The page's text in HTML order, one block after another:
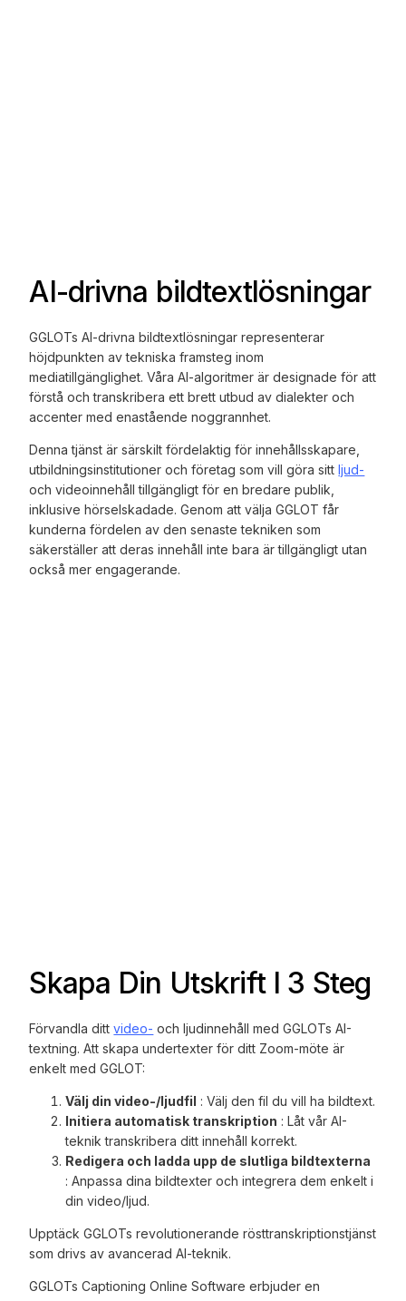
AI-drivna bildtextlösningar
GGLOTs AI-drivna bildtextlösningar representerar
höjdpunkten av tekniska framsteg inom
mediatillgänglighet. Våra AI-algoritmer är designade för att
förstå och transkribera ett brett utbud av dialekter och
accenter med enastående noggrannhet.
Denna tjänst är särskilt fördelaktig för innehållsskapare,
utbildningsinstitutioner och företag som vill göra sitt ljud-
och videoinnehåll tillgängligt för en bredare publik,
inklusive hörselskadade. Genom att välja GGLOT får
kunderna fördelen av den senaste tekniken som
säkerställer att deras innehåll inte bara är tillgängligt utan
också mer engagerande.
Skapa Din Utskrift I 3 Steg
Förvandla dittvideo- och ljudinnehåll med GGLOTs AI-
textning. Att skapa undertexter för ditt Zoom-möte är
enkelt med GGLOT:
Välj din video-/ljudfil : Välj den fil du vill ha bildtext.
Initiera automatisk transkription : Låt vår AI-
teknik transkribera ditt innehåll korrekt.
Redigera och ladda upp de slutliga bildtexterna
: Anpassa dina bildtexter och integrera dem enkelt i
din video/ljud.
Upptäck GGLOTs revolutionerande rösttranskriptionstjänst
som drivs av avancerad AI-teknik.
GGLOTs Captioning Online Software erbjuder en